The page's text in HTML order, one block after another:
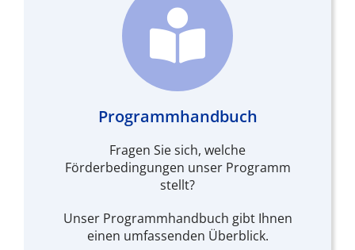
Programmhandbuch
Fragen Sie sich, welche
Förderbedingungen unser Programm
stellt?
Unser Programmhandbuch gibt Ihnen
einen umfassenden Überblick.